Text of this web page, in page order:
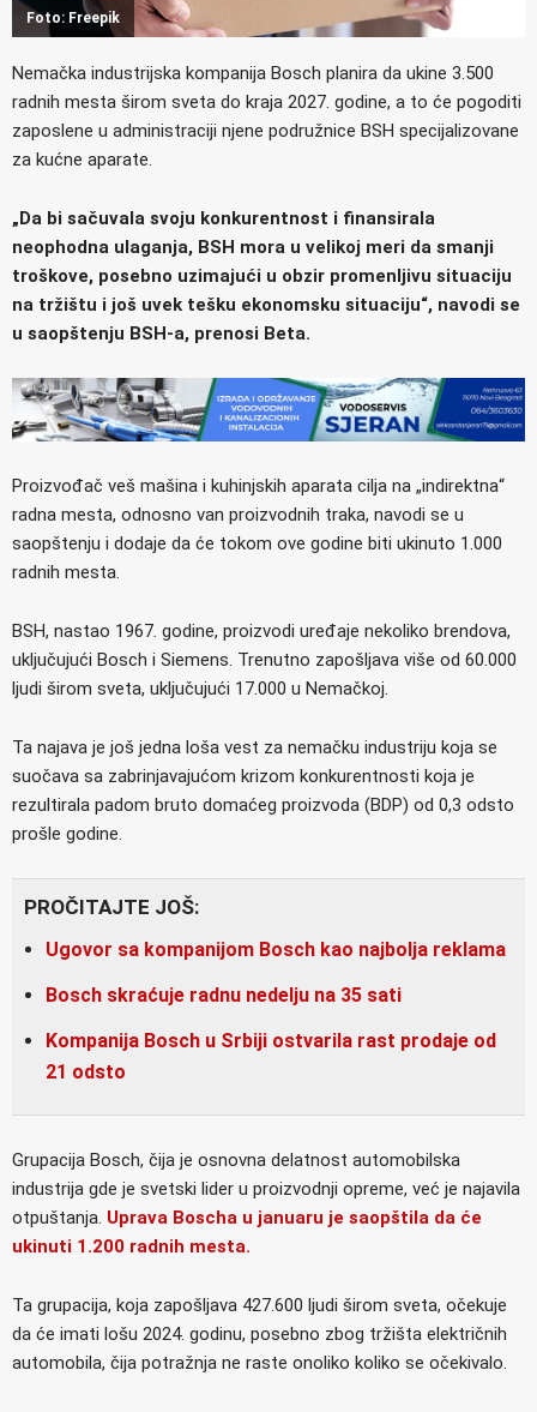
Foto: Freepik
Nemačka industrijska kompanija Bosch planira da ukine 3.500
radnih mesta širom sveta do kraja 2027. godine, a to će pogoditi
zaposlene u administraciji njene podružnice BSH specijalizovane
za kućne aparate.
„Da bi sačuvala svoju konkurentnost i finansirala
neophodna ulaganja, BSH mora u velikoj meri da smanji
troškove, posebno uzimajući u obzir promenljivu situaciju
na tržištu i još uvek tešku ekonomsku situaciju“, navodi se
u saopštenju BSH-a, prenosi Beta.
Proizvođač veš mašina i kuhinjskih aparata cilja na „indirektna“
radna mesta, odnosno van proizvodnih traka, navodi se u
saopštenju i dodaje da će tokom ove godine biti ukinuto 1.000
radnih mesta.
BSH, nastao 1967. godine, proizvodi uređaje nekoliko brendova,
uključujući Bosch i Siemens. Trenutno zapošljava više od 60.000
ljudi širom sveta, uključujući 17.000 u Nemačkoj.
Ta najava je još jedna loša vest za nemačku industriju koja se
suočava sa zabrinjavajućom krizom konkurentnosti koja je
rezultirala padom bruto domaćeg proizvoda (BDP) od 0,3 odsto
prošle godine.
PROČITAJTE JOŠ:
Ugovor sa kompanijom Bosch kao najbolja reklama
Bosch skraćuje radnu nedelju na 35 sati
Kompanija Bosch u Srbiji ostvarila rast prodaje od
21 odsto
Grupacija Bosch, čija je osnovna delatnost automobilska
industrija gde je svetski lider u proizvodnji opreme, već je najavila
otpuštanja. Uprava Boscha u januaru je saopštila da će
ukinuti 1.200 radnih mesta.
Ta grupacija, koja zapošljava 427.600 ljudi širom sveta, očekuje
da će imati lošu 2024. godinu, posebno zbog tržišta električnih
automobila, čija potražnja ne raste onoliko koliko se očekivalo.